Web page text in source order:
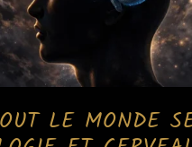
LE MONDE